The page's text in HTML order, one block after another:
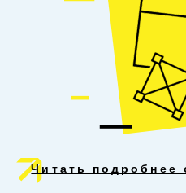
Читать подробнее